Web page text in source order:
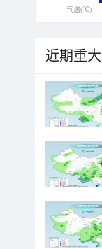
气温(℃)
近期重